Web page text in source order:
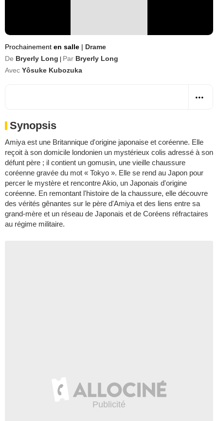
Prochainement en salle | Drame
De Bryerly Long Par Bryerly Long
Avec Yôsuke Kubozuka
Synopsis
Amiya est une Britannique d'origine japonaise et coréenne. Elle
reçoit à son domicile londonien un mystérieux colis adressé à son
défunt père ; il contient un gomusin, une vieille chaussure
coréenne gravée du mot « Tokyo ». Elle se rend au Japon pour
percer le mystère et rencontre Akio, un Japonais d'origine
coréenne. En remontant l'histoire de la chaussure, elle découvre
des vérités gênantes sur le père d'Amiya et des liens entre sa
grand-mère et un réseau de Japonais et de Coréens réfractaires
au régime militaire.